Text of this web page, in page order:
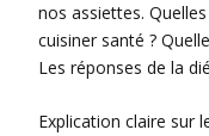
nos assiettes.
cuisiner santé ?
Les réponses de la
Explication claire sur